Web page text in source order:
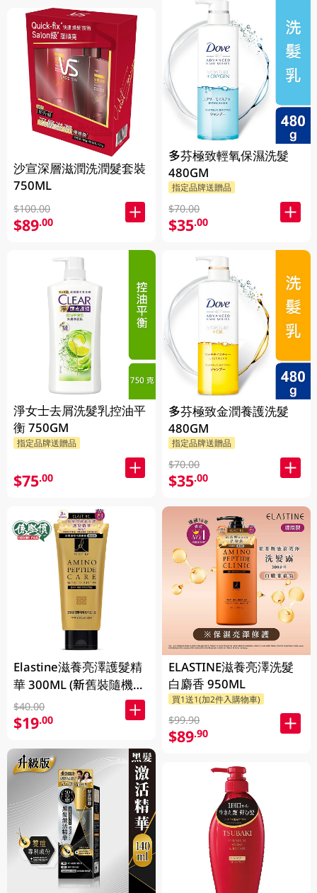
沙宣深層滋潤洗潤髮套裝
750ML
$100.00
$89.00
淨女士去屑洗髮乳控油平
衡 750GM
指定品牌送贈品
$75.00
Elastine滋養亮澤護髮精
華 300ML (新舊裝隨機發
貨)
$40.00
$19.00
多芬極致輕氧保濕洗髮
480GM
指定品牌送贈品
$70.00
$35.00
多芬極致金潤養護洗髮
480GM
指定品牌送贈品
$70.00
$35.00
ELASTINE滋養亮澤洗髮
白麝香 950ML
買1送1(加2件入購物車)
$99.90
$89.90